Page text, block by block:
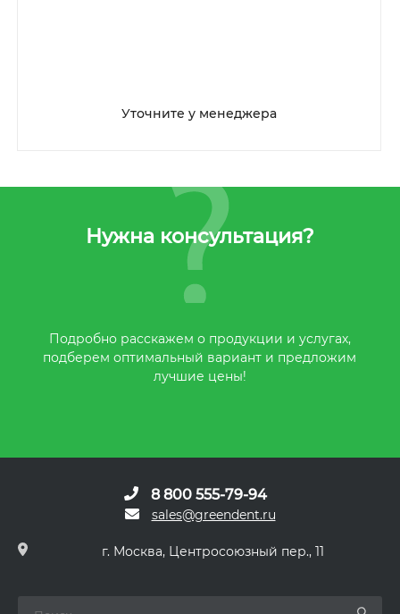
Уточните у менеджера
Нужна консультация?
Подробно расскажем о продукции и услугах,
подберем оптимальный вариант и предложим
лучшие цены!
8 800 555-79-94
sales@greendent.ru
г. Москва, Центросоюзный пер., 11